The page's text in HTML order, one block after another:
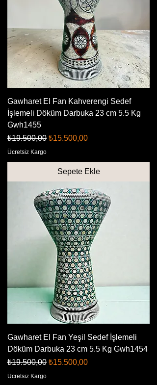
Gawharet El Fan Kahverengi Sedef
İşlemeli Döküm Darbuka 23 cm 5.5 Kg
Gwh1455
Normal Fiyat
₺19.500,00 İndirimli Fiyat
₺15.500,00
Ücretsiz Kargo
Sepete Ekle
Gawharet El Fan Yeşil Sedef İşlemeli
Döküm Darbuka 23 cm 5.5 Kg Gwh1454
Normal Fiyat
₺19.500,00 İndirimli Fiyat
₺15.500,00
Ücretsiz Kargo